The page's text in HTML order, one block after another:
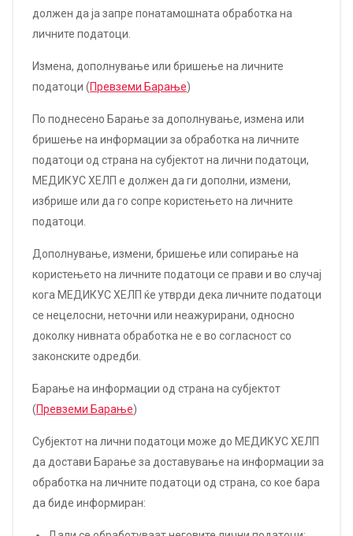
должен да ја запре понатамошната обработка на
личните податоци.
Измена, дополнување или бришење на личните
податоци (Превземи Барање)
По поднесено Барање за дополнување, измена или
бришење на информации за обработка на личните
податоци од страна на субјектот на лични податоци,
МЕДИКУС ХЕЛП е должен да ги дополни, измени,
избрише или да го сопре користењето на личните
податоци.
Дополнување, измени, бришење или сопирање на
користењето на личните податоци се прави и во случај
кога МЕДИКУС ХЕЛП ќе утврди дека личните податоци
се нецелосни, неточни или неажурирани, односно
доколку нивната обработка не е во согласност со
законските одредби.
Барање на информации од страна на субјектот
(Превземи Барање)
Субјектот на лични податоци може до МЕДИКУС ХЕЛП
да достави Барање за доставување на информации за
обработка на личните податоци од страна, со кое бара
да биде информиран: